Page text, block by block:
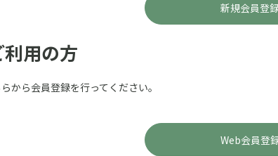
用の方
から会員登録を行ってください。